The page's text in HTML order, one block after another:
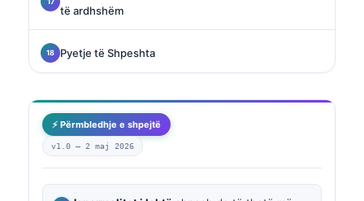
të ardhshëm
Pyetje të Shpeshta
⚡ Përmbledhje e shpejtë
v1.0 — 2 maj 2026